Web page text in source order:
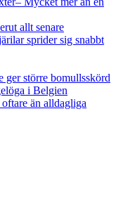
allt senare
sprider sig snabbt
ger större bomullsskörd
i Belgien
än alldagliga